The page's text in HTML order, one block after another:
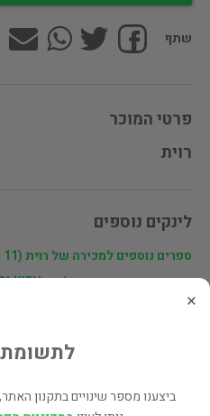
שתף
פרטי המוכר
רוית
לינקים נוספים
ספרים נוספים למכירה של רוית (11 כותרים)
עוד ספרים מאותו מחבר/ת - J.R.R TOLKIEN (4 כותרים)
כל הספרים בקטגוריית ספרות מקור (11,318 כותרים)
בעל הספר? לחץ כאן לעריכה/הסרה
×
ביצענו מספר שינויים בתקנון